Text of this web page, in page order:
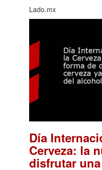
Lado.mx
Día
Cerveza: la
disfrutar